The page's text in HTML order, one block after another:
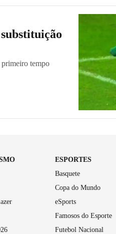
tempo
ESPORTES
Basquete
Copa do Mundo
eSports
Famosos do Esporte
Futebol Nacional